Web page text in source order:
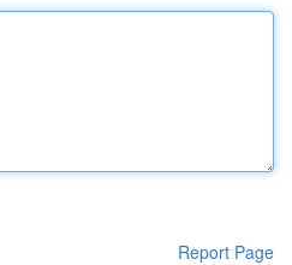
Report Page